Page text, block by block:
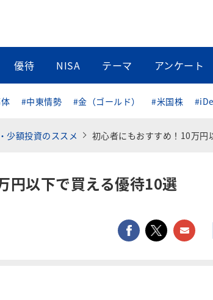
優待 NISA テーマ アンケート
#中東情勢 #金（ゴールド） #米国株
額投資のススメ 初心者にもおすすめ！10万円以下
円以下で買える優待10選
facebook
twitter